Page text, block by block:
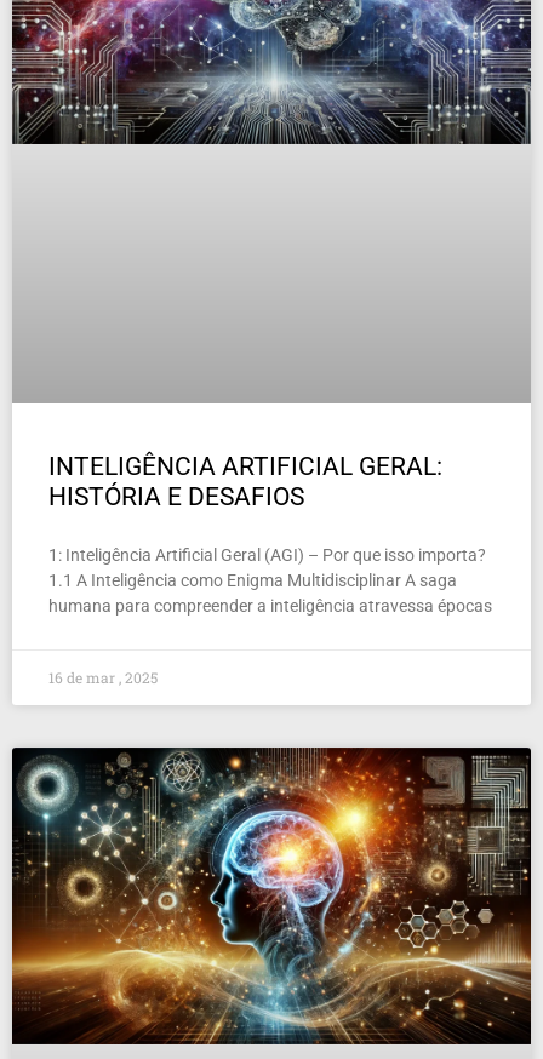
INTELIGÊNCIA ARTIFICIAL GERAL:
HISTÓRIA E DESAFIOS
1: Inteligência Artificial Geral (AGI) – Por que isso importa?
1.1 A Inteligência como Enigma Multidisciplinar A saga
humana para compreender a inteligência atravessa épocas
16 de mar , 2025